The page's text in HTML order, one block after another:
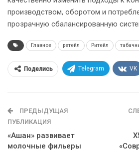
производством, оборотом и
прозрачную сбалансированную
Главное ретейл Ритейл
Поделись Telegram VK
ПРЕДЫДУЩАЯ
ПУБЛИКАЦИЯ
«Ашан» развивает
молочные фильеры